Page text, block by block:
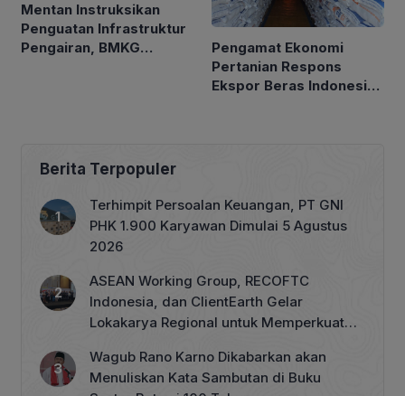
Mentan Instruksikan
Penguatan Infrastruktur
Pengairan, BMKG
Pengamat Ekonomi
Pertanian Respons
Ekspor Beras Indonesia
Berita Terpopuler
Terhimpit Persoalan Keuangan, PT GNI
PHK 1.900 Karyawan Dimulai 5 Agustus
2026
ASEAN Working Group, RECOFTC
Indonesia, dan ClientEarth Gelar
Lokakarya Regional untuk Memperkuat
Wagub Rano Karno Dikabarkan akan
Menuliskan Kata Sambutan di Buku